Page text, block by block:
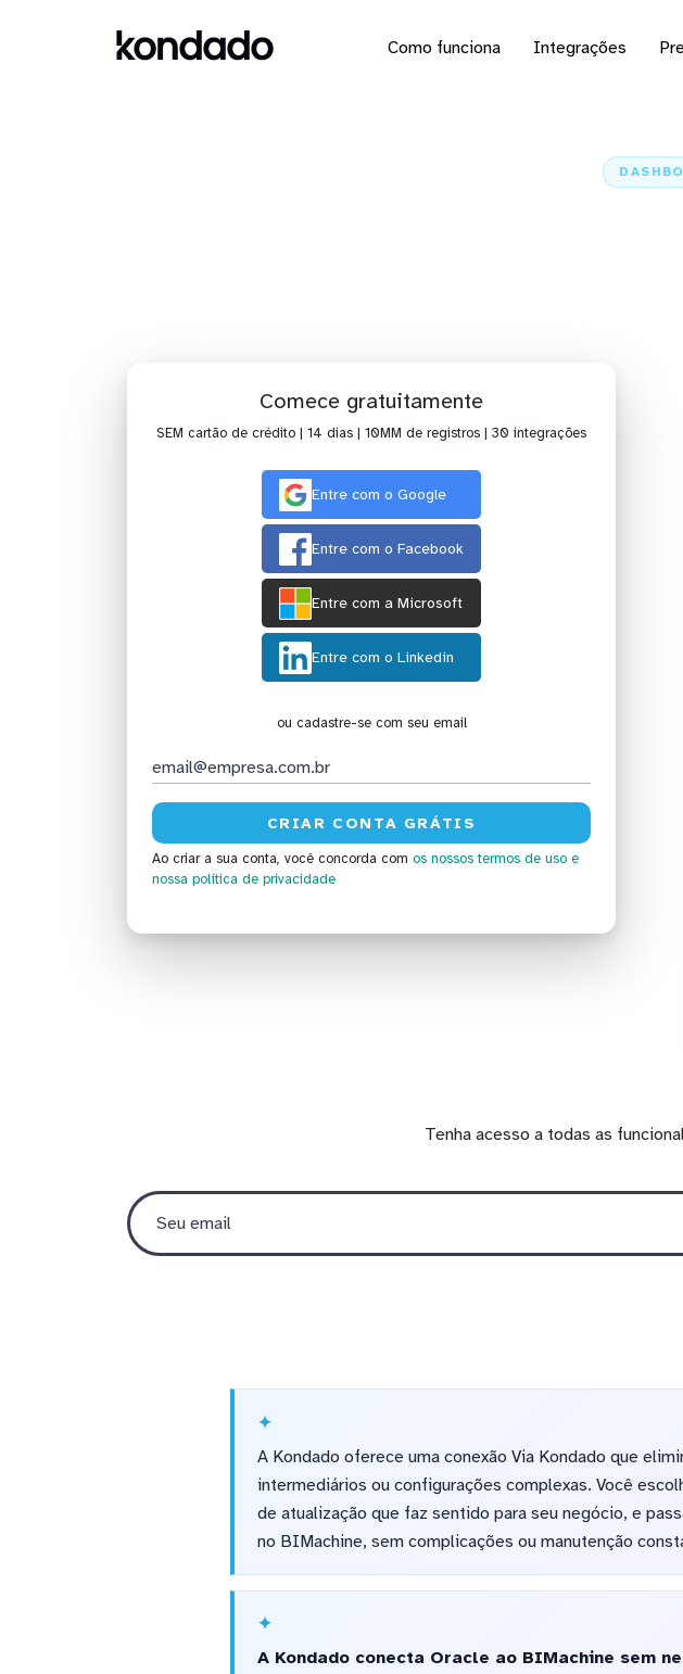
Como funciona Integrações
Comece gratuitamente
SEM cartão de crédito | 14 dias | 10MM de registros | 30 integrações
Entre com o Google
Entre com o Facebook
Entre com a Microsoft
Entre com o Linkedin
ou cadastre-se com seu email
Ao criar a sua conta, você concorda com os nossos termos de uso e
nossa política de privacidade
Tenha acesso a todas as
A Kondado oferece uma conexão Via Kondado que
intermediários ou configurações complexas. Você
de atualização que faz sentido para seu negócio, e
no BIMachine, sem complicações ou manutenção
A Kondado conecta Oracle ao BIMachine sem